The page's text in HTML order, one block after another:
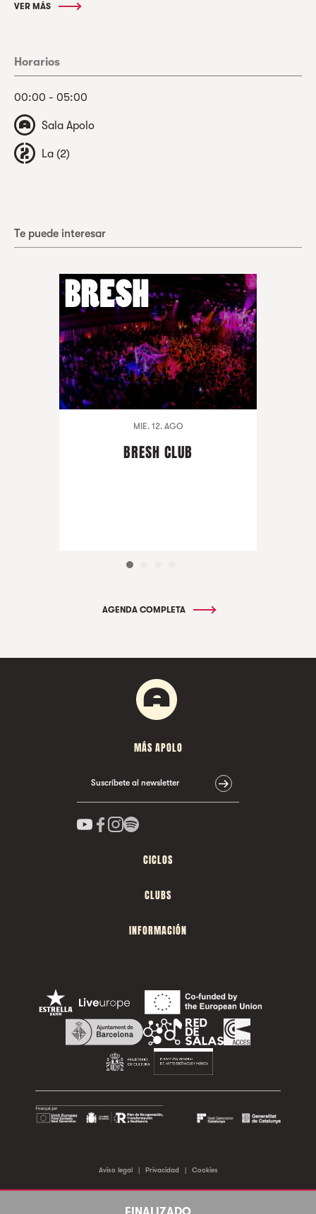
VER MÁS
Horarios
00:00 - 05:00
Sala Apolo
La (2)
Te puede interesar
MIE. 12. AGO
BRESH CLUB
AGENDA COMPLETA
MÁS APOLO
Suscríbete al newsletter
CICLOS
CLUBS
INFORMACIÓN
Aviso legal | Privacidad | Cookies
©2026 Sala Apolo. Todos los derechos reservados.